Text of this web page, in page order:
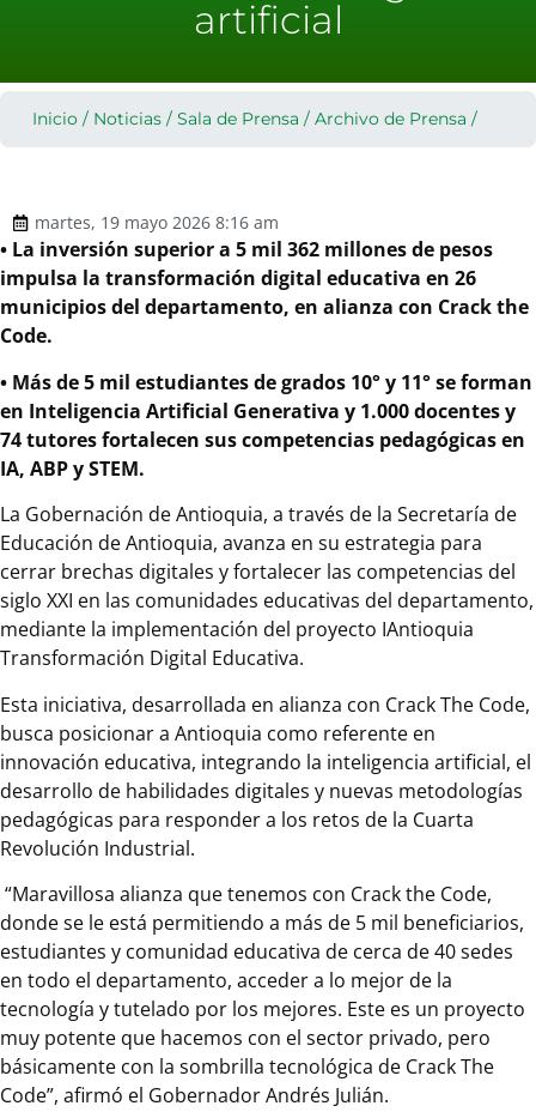
artificial
Inicio / Noticias / Sala de Prensa / Archivo de Prensa /
martes, 19 mayo 2026 8:16 am
•⁠ ⁠La inversión superior a 5 mil 362 millones de pesos
impulsa la transformación digital educativa en 26
municipios del departamento, en alianza con Crack the
Code.
•⁠ ⁠Más de 5 mil estudiantes de grados 10° y 11° se forman
en Inteligencia Artificial Generativa y 1.000 docentes y
74 tutores fortalecen sus competencias pedagógicas en
IA, ABP y STEM.
La Gobernación de Antioquia, a través de la Secretaría de
Educación de Antioquia, avanza en su estrategia para
cerrar brechas digitales y fortalecer las competencias del
siglo XXI en las comunidades educativas del departamento,
mediante la implementación del proyecto IAntioquia
Transformación Digital Educativa.
Esta iniciativa, desarrollada en alianza con Crack The Code,
busca posicionar a Antioquia como referente en
innovación educativa, integrando la inteligencia artificial, el
desarrollo de habilidades digitales y nuevas metodologías
pedagógicas para responder a los retos de la Cuarta
Revolución Industrial.
“Maravillosa alianza que tenemos con Crack the Code,
donde se le está permitiendo a más de 5 mil beneficiarios,
estudiantes y comunidad educativa de cerca de 40 sedes
en todo el departamento, acceder a lo mejor de la
tecnología y tutelado por los mejores. Este es un proyecto
muy potente que hacemos con el sector privado, pero
básicamente con la sombrilla tecnológica de Crack The
Code”, afirmó el Gobernador Andrés Julián.